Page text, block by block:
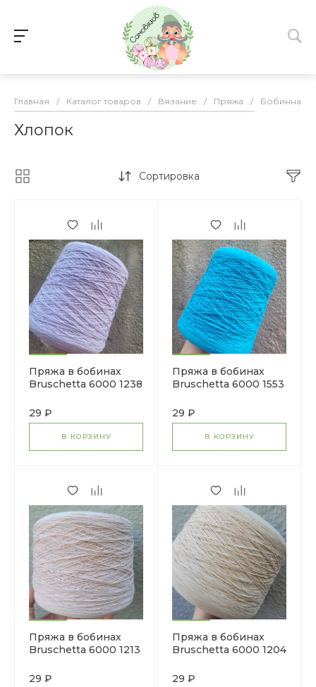
Главная / Каталог товаров / Вязание / Пряжа / Бобинная
Хлопок
Сортировка
Пряжа в бобинах
Bruschetta 6000 1238
29 ₽
В КОРЗИНУ
Пряжа в бобинах
Bruschetta 6000 1553
29 ₽
В КОРЗИНУ
Пряжа в бобинах
Bruschetta 6000 1213
29 ₽
Пряжа в бобинах
Bruschetta 6000 1204
29 ₽